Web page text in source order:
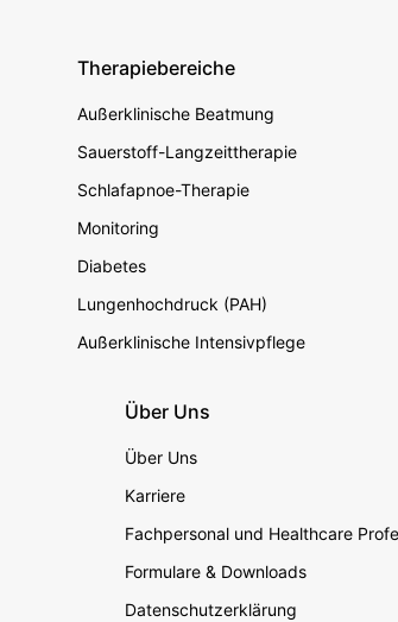
Footer secondary
Therapiebereiche
Außerklinische Beatmung
Sauerstoff-Langzeittherapie
Schlafapnoe-Therapie
Monitoring
Diabetes
Lungenhochdruck (PAH)
Außerklinische Intensivpflege
Über Uns
Über Uns
Karriere
Fachpersonal und Healthcare
Formulare & Downloads
Datenschutzerklärung